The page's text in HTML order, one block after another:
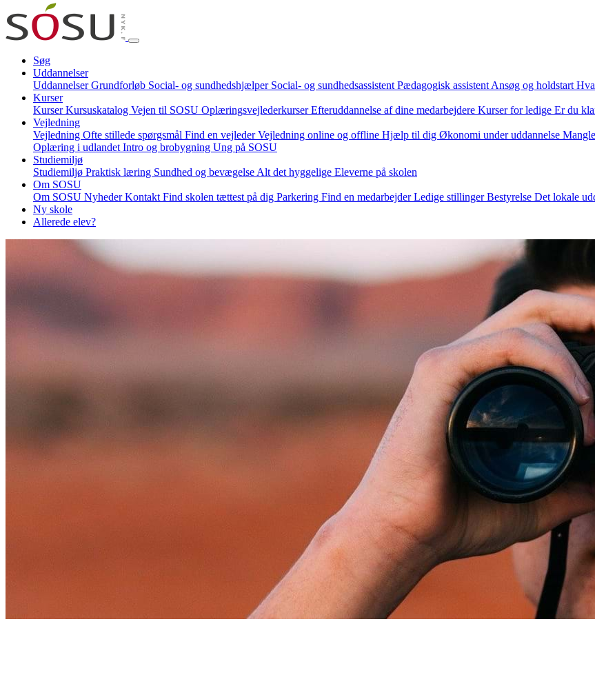
Søg
Uddannelser
UddannelserGrundforløb Social- og sundhedshjælper Social- og sundhedsassistent Pædagogisk assistent Ansøg og holdstart
Kurser
KurserKursuskatalog Vejen til SOSU OplæringsvejlederkurserEfteruddannelse af dine medarbejdere Kurser for ledige Er du
Vejledning
Vejledning Ofte stillede spørgsmål Find en vejlederVejledning online og offline Hjælp til dig Økonomi under uddannelse
Oplæring i udlandet Intro og brobygning Ung på SOSU
Studiemiljø
Studiemiljø Praktisk læring Sundhed og bevægelse Alt det hyggelige Eleverne på skolen
Om SOSU
Om SOSU NyhederKontakt Find skolen tættest på dig Parkering Find en medarbejderLedige stillingerBestyrelse Det lokale
Ny skole
Allerede elev?